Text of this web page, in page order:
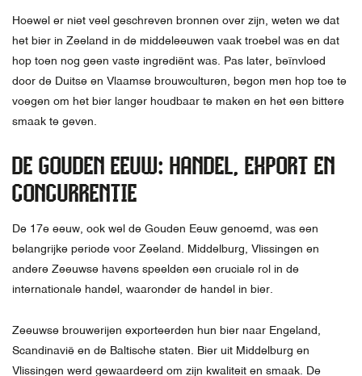
Hoewel er niet veel geschreven bronnen over zijn, weten we dat
het bier in Zeeland in de middeleeuwen vaak troebel was en dat
hop toen nog geen vaste ingrediënt was. Pas later, beïnvloed
door de Duitse en Vlaamse brouwculturen, begon men hop toe te
voegen om het bier langer houdbaar te maken en het een bittere
smaak te geven.
DE GOUDEN EEUW: HANDEL, EXPORT EN
CONCURRENTIE
De 17e eeuw, ook wel de Gouden Eeuw genoemd, was een
belangrijke periode voor Zeeland. Middelburg, Vlissingen en
andere Zeeuwse havens speelden een cruciale rol in de
internationale handel, waaronder de handel in bier.
Zeeuwse brouwerijen exporteerden hun bier naar Engeland,
Scandinavië en de Baltische staten. Bier uit Middelburg en
Vlissingen werd gewaardeerd om zijn kwaliteit en smaak. De